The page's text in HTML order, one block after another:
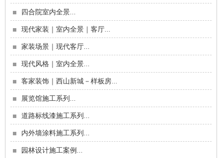
四合院室内全景...
现代家装｜室内全景｜客厅...
家装场景｜现代客厅...
现代风格｜室内全景...
客家装饰｜西山新城－样板房...
展览馆施工系列...
道路标线漆施工系列...
内外墙涂料施工系列...
园林设计施工案例...